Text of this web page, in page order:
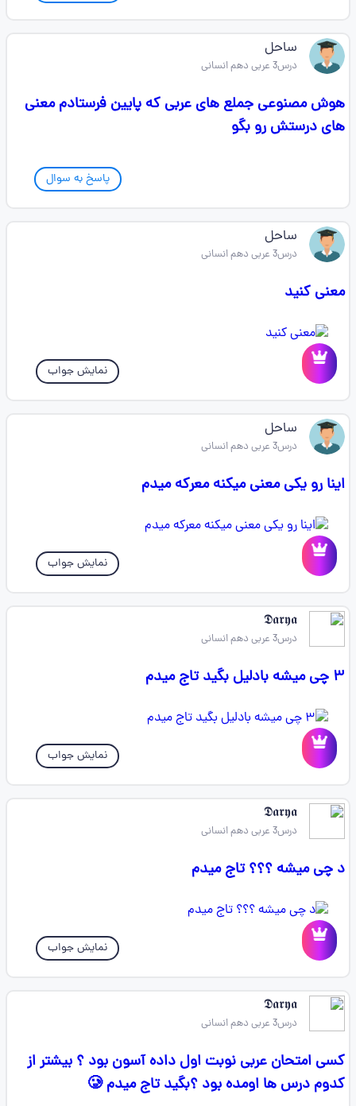
ساحل
درس3 عربی دهم انسانی
هوش مصنوعی جملع های عربی که پایین فرستادم معنی
های درستش رو بگو
پاسخ به سوال
ساحل
درس3 عربی دهم انسانی
معنی کنید
نمایش جواب
ساحل
درس3 عربی دهم انسانی
اینا رو یکی معنی میکنه معرکه میدم
نمایش جواب
𝕯𝖆𝖗𝖞𝖆
درس3 عربی دهم انسانی
۳ چی میشه بادلیل بگید تاج میدم
نمایش جواب
𝕯𝖆𝖗𝖞𝖆
درس3 عربی دهم انسانی
د چی میشه ؟؟؟ تاج میدم
نمایش جواب
𝕯𝖆𝖗𝖞𝖆
درس3 عربی دهم انسانی
کسی امتحان عربی نوبت اول داده آسون بود ؟ بیشتر از
کدوم درس ها اومده بود ؟بگید تاج میدم 🥲